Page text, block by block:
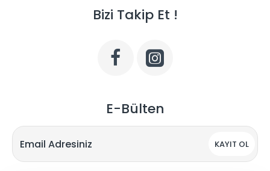
Bizi Takip Et !
E-Bülten
KAYIT OL